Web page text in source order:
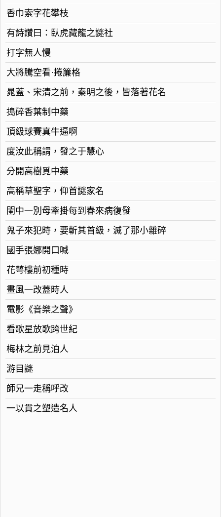
香巾索字花攀枝
有詩讚曰：臥虎藏龍之謎社
打字無人慢
大將騰空看·捲簾格
晁蓋、宋清之前，秦明之後，皆落著花名
搗碎香葉制中藥
頂級球賽真牛逼啊
度汝此稱謂，發之于慧心
分開高樹覓中藥
高稱草聖字，仰首謎家名
閨中一別母牽掛每到春來病復發
鬼子來犯時，要斬其首級，滅了那小雜碎
國手張娜開口喊
花萼樓前初種時
畫風一改蓋時人
電影《音樂之聲》
看歌星放歌跨世紀
梅林之前見泊人
游目謎
師兄一走稱呼改
一以貫之塑造名人